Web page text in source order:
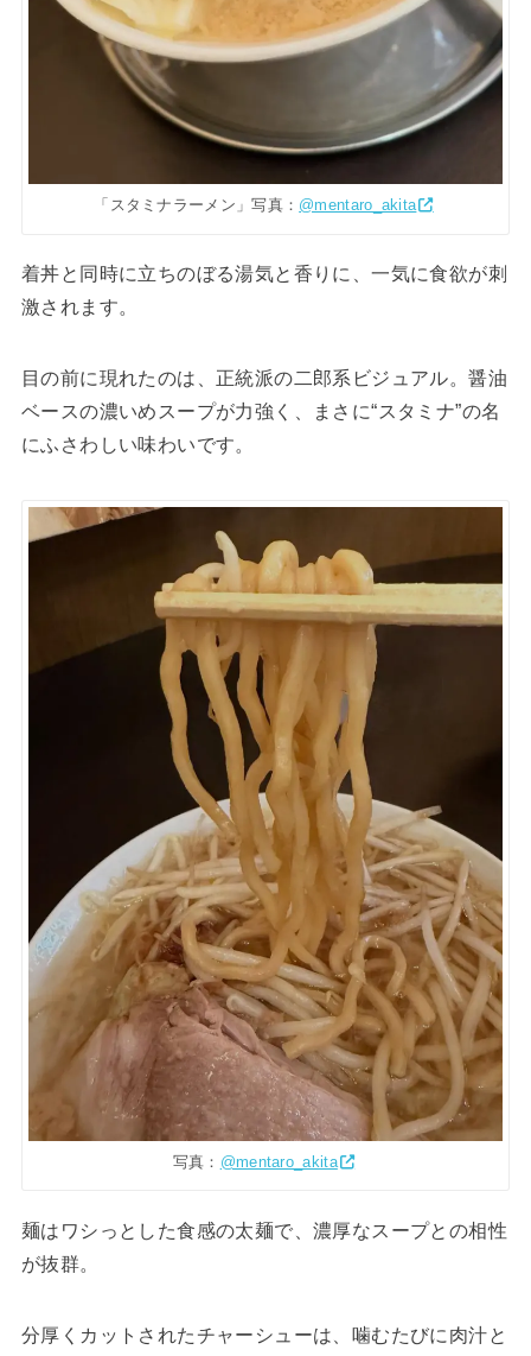
「スタミナラーメン」写真： @mentaro_akita
着丼と同時に立ちのぼる湯気と香りに、一気に食欲が刺
激されます。
目の前に現れたのは、正統派の二郎系ビジュアル。醤油
ベースの濃いめスープが力強く、まさに“スタミナ”の名
にふさわしい味わいです。
写真： @mentaro_akita
麺はワシっとした食感の太麺で、濃厚なスープとの相性
が抜群。
分厚くカットされたチャーシューは、噛むたびに肉汁と